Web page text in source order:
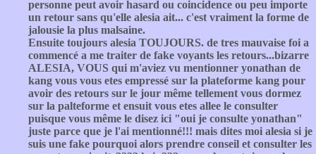
personne peut avoir hasard ou coincidence ou peu importe
un retour sans qu'elle alesia ait... c'est vraiment la forme de
jalousie la plus malsaine.
Ensuite toujours alesia TOUJOURS. de tres mauvaise foi a
commencé a me traiter de fake voyants les retours...bizarre
ALESIA, VOUS qui m'aviez vu mentionner yonathan de
kang vous vous etes empressé sur la plateforme kang pour
avoir des retours sur le jour même tellement vous dormez
sur la palteforme et ensuit vous etes allee le consulter
puisque vous même le disez ici "oui je consulte yonathan"
juste parce que je l'ai mentionné!!! mais dites moi alesia si je
suis une fake pourquoi alors prendre conseil et consulter les